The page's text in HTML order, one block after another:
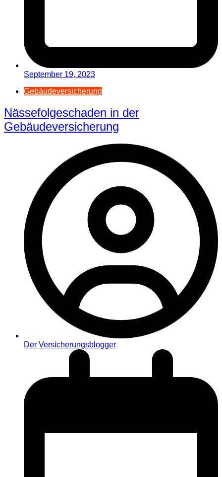
September 19, 2023
Gebäudeversicherung
Nässefolgeschaden in der
Gebäudeversicherung
Der Versicherungsblogger